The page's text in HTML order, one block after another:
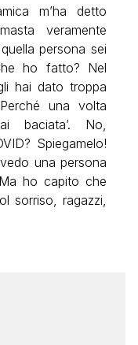
m’ha detto
veramente
persona sei
ho fatto? Nel
hai dato troppa
una volta
baciata’. No,
Spiegamelo!
una persona
ho capito che
sorriso, ragazzi,